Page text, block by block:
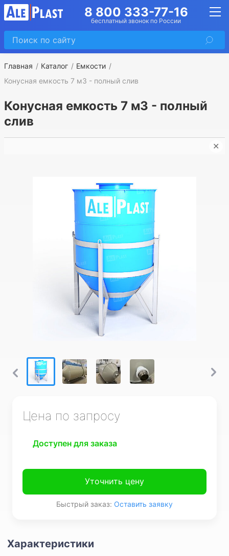
8 800 333-77-16
бесплатный звонок по России
Главная Каталог
Емкости
Конусная емкость 7 м3 - полный слив
Конусная емкость 7 м3 - полный
слив
✕
Цена по запросу
Доступен для заказа
Уточнить цену
Быстрый заказ: Оставить заявку